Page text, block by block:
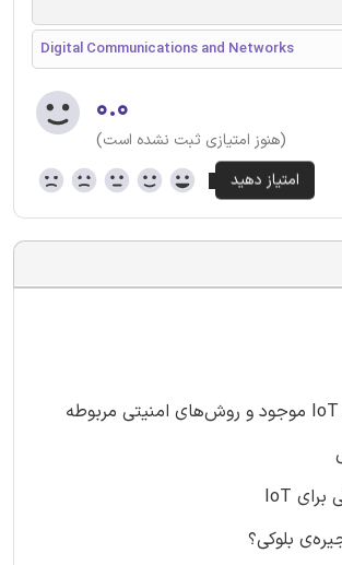
Digital Communications and Networks
۰.۰
(هنوز امتیازی ثبت نشده است)